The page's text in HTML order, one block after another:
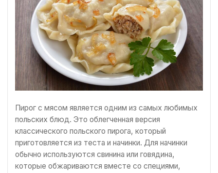
Пирог с мясом является одним из самых любимых
польских блюд. Это облегченная версия
классического польского пирога, который
приготовляется из теста и начинки. Для начинки
обычно используются свинина или говядина,
которые обжариваются вместе со специями,